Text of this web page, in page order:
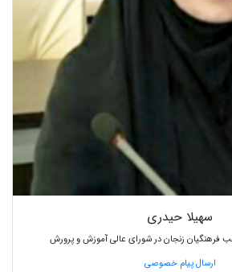
سهیلا حیدری
فرهنگیان زنجان در شورای عالی آموزش و پرورش
ارسال پیام خصوصی